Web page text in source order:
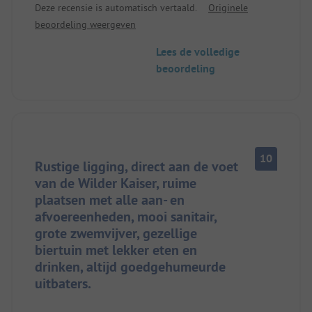
geweldige sfeer in het restaurant.
Deze recensie is automatisch vertaald.
Originele
beoordeling weergeven
Lees de volledige
beoordeling
Rustige ligging, direct aan de voet
van de Wilder Kaiser, ruime
plaatsen met alle aan- en
afvoereenheden, mooi sanitair,
grote zwemvijver, gezellige
biertuin met lekker eten en
drinken, altijd goedgehumeurde
uitbaters.
10